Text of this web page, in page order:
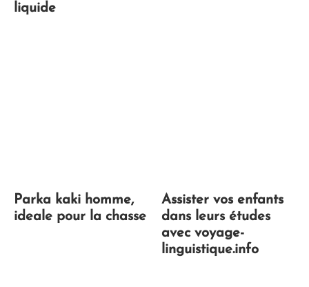
liquide
Parka kaki homme,
ideale pour la chasse
Assister vos enfants
dans leurs études
avec voyage-
linguistique.info